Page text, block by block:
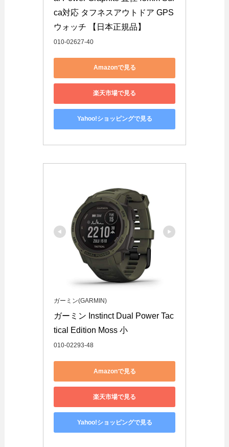
ca対応 タフネスアウトドア GPS
ウォッチ 【日本正規品】
010-02627-40
Amazonで見る
楽天市場で見る
Yahoo!ショッピングで見る
ガーミン(GARMIN)
ガーミン Instinct Dual Power Tac
tical Edition Moss 小
010-02293-48
Amazonで見る
楽天市場で見る
Yahoo!ショッピングで見る